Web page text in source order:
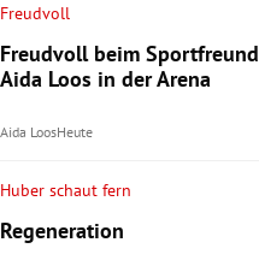
Untermenü
Untermenü
Freudvoll
Freudvoll beim
Aida Loos in der Arena
Aida LoosHeute
Huber schaut fern
Regeneration